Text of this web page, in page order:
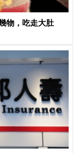
物，吃走大肚